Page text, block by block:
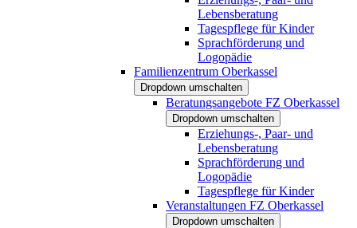
Lebensberatung
Tagespflege für Kinder
Sprachförderung und
Logopädie
Familienzentrum Oberkassel
Dropdown umschalten
Beratungsangebote FZ Oberkassel
Dropdown umschalten
Erziehungs-, Paar- und
Lebensberatung
Sprachförderung und
Logopädie
Tagespflege für Kinder
Veranstaltungen FZ Oberkassel
Dropdown umschalten